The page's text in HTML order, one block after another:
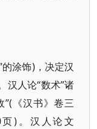
涂饰)，决定汉
汉人论“数术”诸
”(《汉书》卷三
)。汉人论文